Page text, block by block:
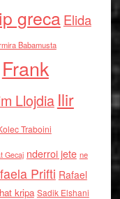
grecaElida
Babamusta
Frank
Llojdia Ilir
Traboini
Gecaj nderroi jete ne
Prifti Rafael
kripa Sadik Elshani